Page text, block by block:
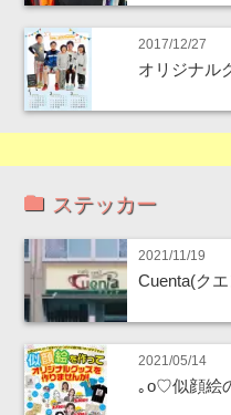
2017/12/27
オリジナル
ステッカー
2021/11/19
Cuenta(ク
2021/05/14
｡o♡似顔絵